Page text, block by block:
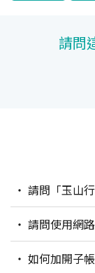
請問
請問「玉山
為？如何加開子